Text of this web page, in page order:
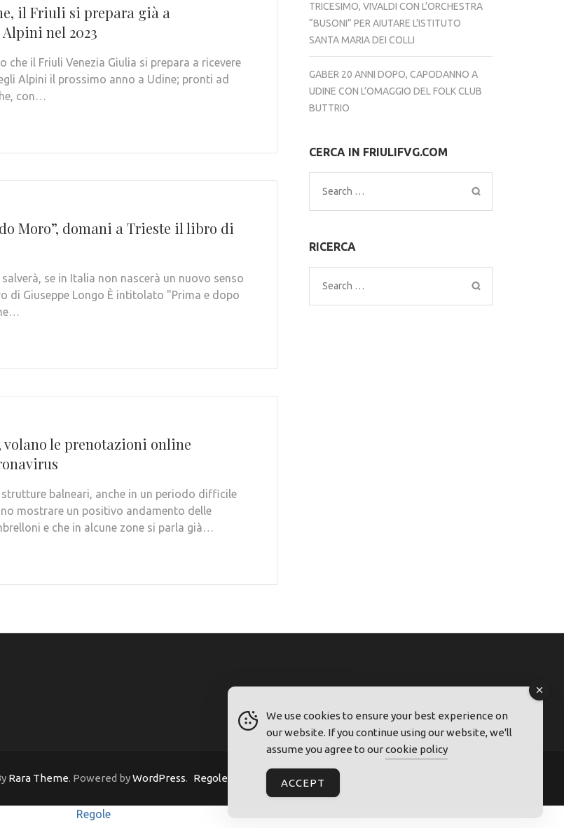
il Friuli si prepara già a
nel 2023
che il Friuli Venezia Giulia si prepara a ricevere
Alpini il prossimo anno a Udine; pronti ad
con…
Moro”, domani a Trieste il libro di
se in Italia non nascerà un nuovo senso
di Giuseppe Longo È intitolato "Prima e dopo
volano le prenotazioni online
strutture balneari, anche in un periodo difficile
mostrare un positivo andamento delle
e che in alcune zone si parla già…
TRICESIMO, VIVALDI CON L’ORCHESTRA
“BUSONI” PER AIUTARE L’ISTITUTO
SANTA MARIA DEI COLLI
GABER 20 ANNI DOPO, CAPODANNO A
UDINE CON L’OMAGGIO DEL FOLK CLUB
BUTTRIO
CERCA IN FRIULIFVG.COM
Search
for:
RICERCA
Search
for:
Rara Theme. Powered byWordPress. Regole
We use cookies to ensure your best experience on
our website. If you continue using our website, we'll
assume you agree to ourcookie policy
ACCEPT
Regole